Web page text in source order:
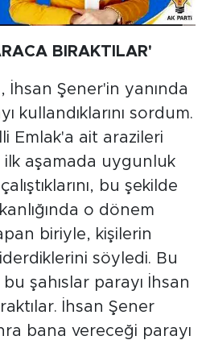
BIRAKTILAR'
İhsan Şener'in yanında
kullandıklarını sordum.
Emlak'a ait arazileri
ilk aşamada uygunluk
bu şekilde
o dönem
biriyle, kişilerin
söyledi. Bu
şahıslar parayı İhsan
İhsan Şener
bana vereceği parayı